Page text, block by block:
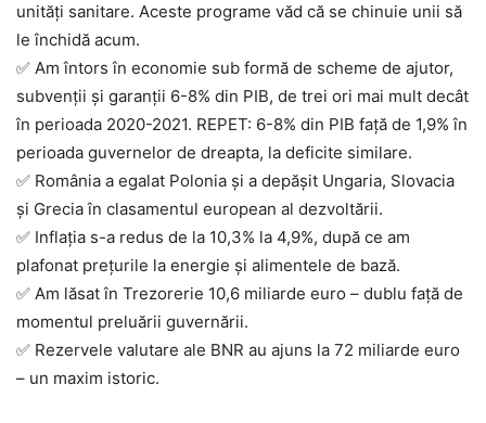
unități sanitare. Aceste programe văd că se chinuie unii să
le închidă acum.
✅ Am întors în economie sub formă de scheme de ajutor,
subvenții și garanții 6-8% din PIB, de trei ori mai mult decât
în perioada 2020-2021. REPET: 6-8% din PIB față de 1,9% în
perioada guvernelor de dreapta, la deficite similare.
✅ România a egalat Polonia și a depășit Ungaria, Slovacia
și Grecia în clasamentul european al dezvoltării.
✅ Inflația s-a redus de la 10,3% la 4,9%, după ce am
plafonat prețurile la energie și alimentele de bază.
✅ Am lăsat în Trezorerie 10,6 miliarde euro – dublu față de
momentul preluării guvernării.
✅ Rezervele valutare ale BNR au ajuns la 72 miliarde euro
– un maxim istoric.